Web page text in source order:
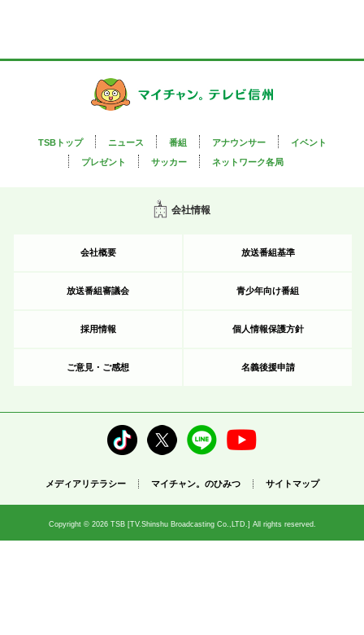
TSBトップ ニュース 番組 アナウンサー
イベント
プレゼント
サッカー ネットワーク各局
会社情報
会社概要 放送番組基準
放送番組審議会 青少年向け番組
採用情報 個人情報保護方針
ご意見・ご感想 名義後援申請
メディアリテラシー マイチャン。のひみつ サイトマップ
Copyright © 2026 TSB [TV.Shinshu Broadcasting Co.,LTD.] All rights reserved.